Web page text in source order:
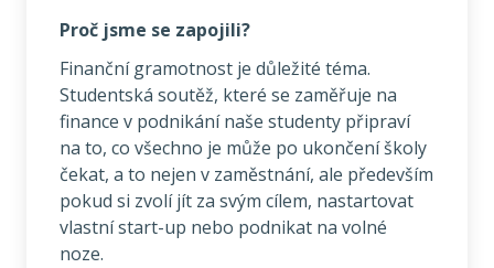
Proč jsme se zapojili?
Finanční gramotnost je důležité téma.
Studentská soutěž, které se zaměřuje na
finance v podnikání naše studenty připraví
na to, co všechno je může po ukončení školy
čekat, a to nejen v zaměstnání, ale především
pokud si zvolí jít za svým cílem, nastartovat
vlastní start-up nebo podnikat na volné
noze.